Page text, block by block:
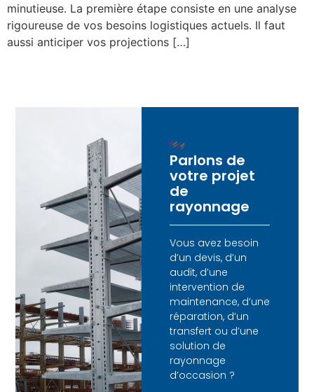
minutieuse. La première étape consiste en une analyse
rigoureuse de vos besoins logistiques actuels. Il faut
aussi anticiper vos projections […]
Parlons de
votre projet
de
rayonnage
Vous avez besoin
d’un devis, d’un
audit, d’une
intervention de
maintenance, d’une
réparation, d’un
transfert ou d’une
solution de
rayonnage
d’occasion ?